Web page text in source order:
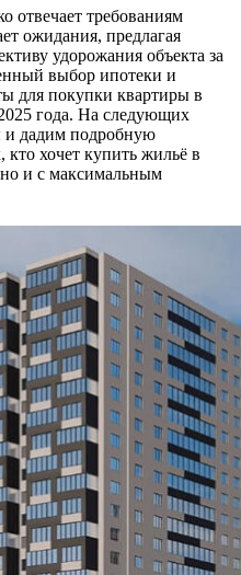
отвечает требованиям
ожидания, предлагая
удорожания объекта за
выбор ипотеки и
для покупки квартиры в
года. На следующих
и дадим подробную
хочет купить жильё в
и с максимальным